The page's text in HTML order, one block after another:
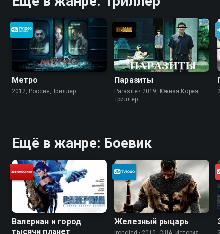
Метро
2012, Россия, Триллер
Паразиты
Parasite • 2019, Южная Корея,
Триллер
Ещё в жанре: Боевик
Валериан и город
тысячи планет
Железный рыцарь